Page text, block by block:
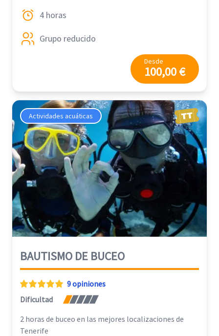
4 horas
Grupo reducido
Desde
100,00 €
Actividades acuáticas
BAUTISMO DE BUCEO
9 opiniones
Dificultad
2 horas de buceo en las mejores localizaciones de
Tenerife